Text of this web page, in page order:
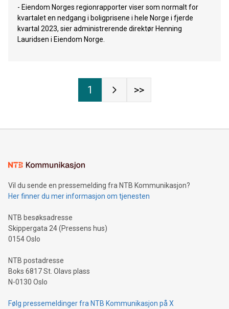
- Eiendom Norges regionrapporter viser som normalt for
kvartalet en nedgang i boligprisene i hele Norge i fjerde
kvartal 2023, sier administrerende direktør Henning
Lauridsen i Eiendom Norge.
1 >>
Vil du sende en pressemelding fra NTB Kommunikasjon?
Her finner du mer informasjon om tjenesten
NTB besøksadresse
Skippergata 24 (Pressens hus)
0154 Oslo
NTB postadresse
Boks 6817 St. Olavs plass
N-0130 Oslo
Følg pressemeldinger fra NTB Kommunikasjon på X